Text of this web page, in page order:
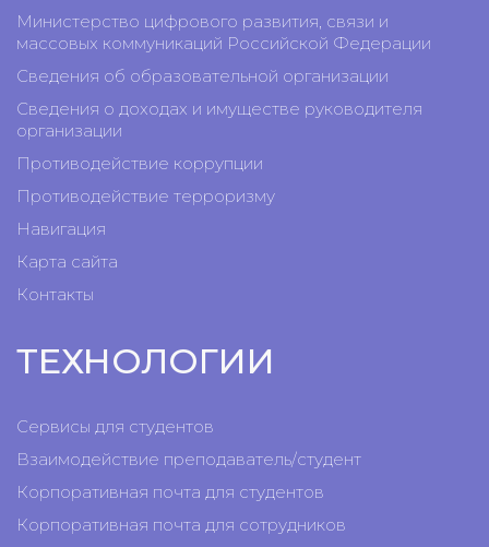
Министерство цифрового развития, связи и
массовых коммуникаций Российской Федерации
Сведения об образовательной организации
Сведения о доходах и имуществе руководителя
организации
Противодействие коррупции
Противодействие терроризму
Навигация
Карта сайта
Контакты
ТЕХНОЛОГИИ
Сервисы для студентов
Взаимодействие преподаватель/студент
Корпоративная почта для студентов
Корпоративная почта для сотрудников